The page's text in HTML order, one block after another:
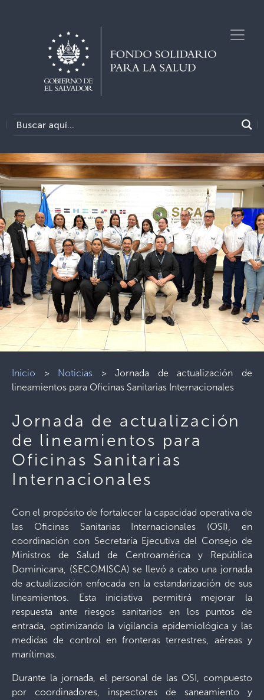
Inicio > Noticias >Jornada de actualización de
lineamientos para Oficinas Sanitarias Internacionales
Jornada de actualización
de lineamientos para
Oficinas Sanitarias
Internacionales
Con el propósito de fortalecer la capacidad operativa de
las Oficinas Sanitarias Internacionales (OSI), en
coordinación con Secretaría Ejecutiva del Consejo de
Ministros de Salud de Centroamérica y República
Dominicana, (SECOMISCA) se llevó a cabo una jornada
de actualización enfocada en la estandarización de sus
lineamientos. Esta iniciativa permitirá mejorar la
respuesta ante riesgos sanitarios en los puntos de
entrada, optimizando la vigilancia epidemiológica y las
medidas de control en fronteras terrestres, aéreas y
marítimas.
Durante la jornada, el personal de las OSI, compuesto
por coordinadores, inspectores de saneamiento y